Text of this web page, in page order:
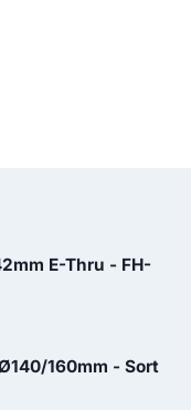
E-Thru - FH-
160mm - Sort